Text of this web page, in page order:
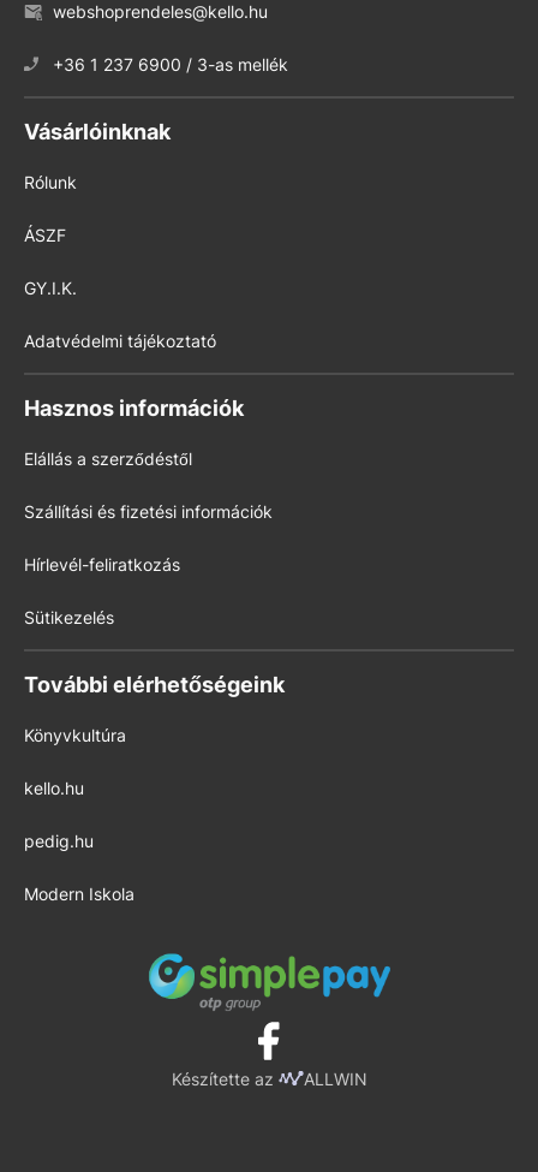
webshoprendeles@kello.hu
+36 1 237 6900 / 3-as mellék
Vásárlóinknak
Rólunk
ÁSZF
GY.I.K.
Adatvédelmi tájékoztató
Hasznos információk
Elállás a szerződéstől
Szállítási és fizetési információk
Hírlevél-feliratkozás
Sütikezelés
További elérhetőségeink
Könyvkultúra
kello.hu
pedig.hu
Modern Iskola
Készítette az ALLWIN